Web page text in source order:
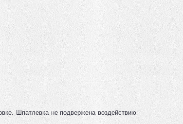
Шпатлевка не подвержена воздействию